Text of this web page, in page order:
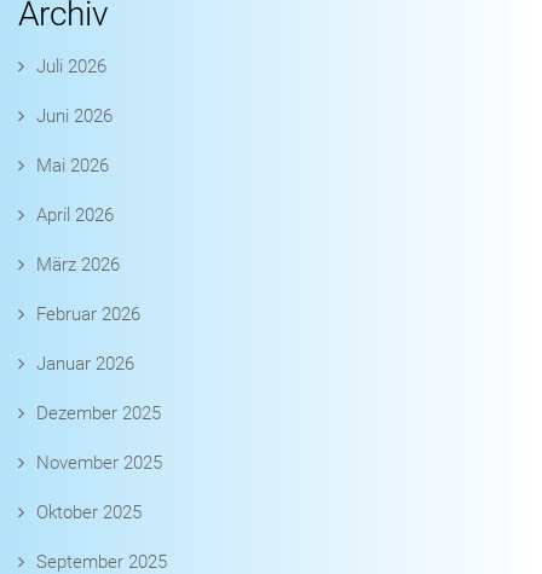
Archiv
Juli 2026
Juni 2026
Mai 2026
April 2026
März 2026
Februar 2026
Januar 2026
Dezember 2025
November 2025
Oktober 2025
September 2025